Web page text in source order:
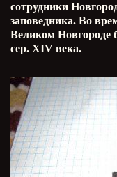
сотрудники
заповедника. Во
Великом Новгороде
сер. XIV века.